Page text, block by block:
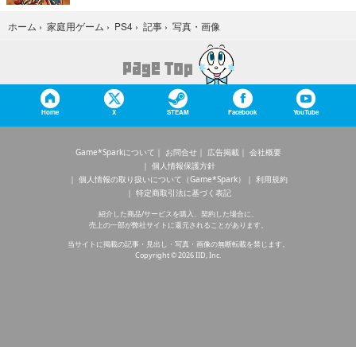
ホーム › 家庭用ゲーム › PS4 › 記事 › 写真・画像
Home X STEAM Facebook YouTube
Game*Sparkについて お問合せ 広告掲載
会社概要
個人情報保護方針
個人情報の取り扱いについて（Game*Spark）
利用規約
特定商取引法に基づく表記
紹介した商品/サービスを購入、契約した場合に、
売上の一部が弊社サイトに還元されることがあります。
当サイトに掲載の記事・見出し・写真・画像の無断転載を禁じます。
Copyright © 2026 IID, Inc.